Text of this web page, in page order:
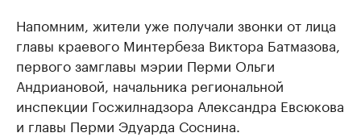
Напомним, жители уже получали звонки от лица
главы краевого Минтербеза Виктора Батмазова,
первого замглавы мэрии Перми Ольги
Андриановой, начальника региональной
инспекции Госжилнадзора Александра Евсюкова
и главы Перми Эдуарда Соснина.